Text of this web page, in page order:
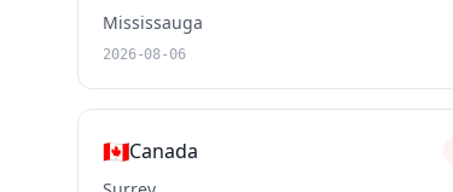
Mississauga
2026-08-06
🇨🇦Canada